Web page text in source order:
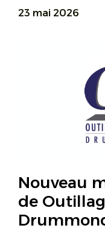
23 mai 2026
Nouveau
de